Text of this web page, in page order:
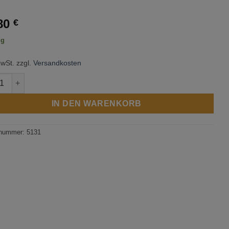
€
zzgl. Versandkosten
- T-Rex on roller skates Menge
IN DEN WARENKORB
5131